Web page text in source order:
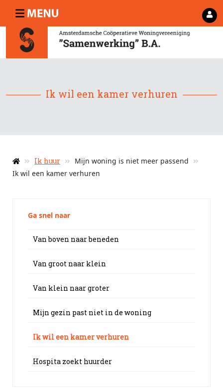
Ik wil een kamer verhuren
Ik huur
Mijn woning is niet meer passend
Ik wil een kamer verhuren
Ga snel naar
Van boven naar beneden
Van groot naar klein
Van klein naar groter
Mijn gezin past niet in de woning
Ik wil een kamer verhuren
Hospita zoekt huurder